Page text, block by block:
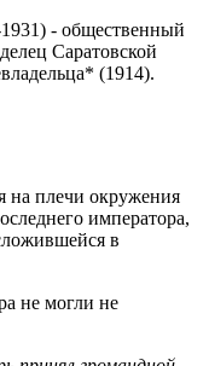
- общественный
Саратовской
(1914).
на плечи окружения
императора,
в
не могли не